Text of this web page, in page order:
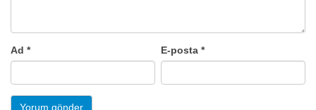
Ad * E-posta*